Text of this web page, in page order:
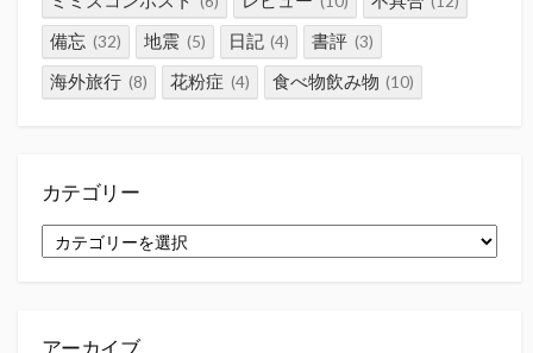
備忘 (32) 地震 (5) 日記 (4) 書評 (3)
海外旅行 (8) 花粉症 (4) 食べ物飲み物 (10)
カテゴリー
テ
アーカイブ